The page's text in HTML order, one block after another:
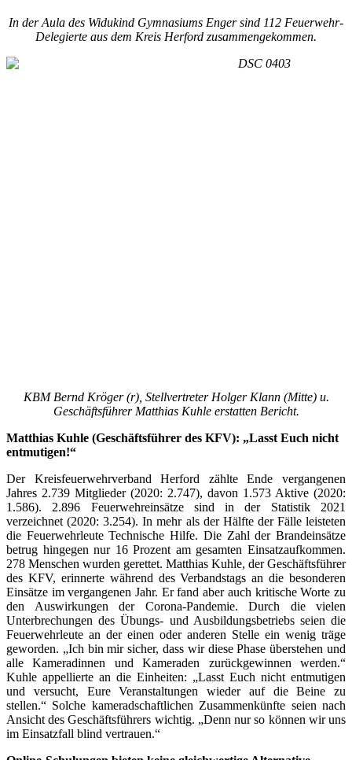
In der Aula des Widukind Gymnasiums Enger sind 112 Feuerwehr-
Delegierte aus dem Kreis Herford zusammengekommen.
KBM Bernd Kröger (r), Stellvertreter Holger Klann (Mitte) u.
Geschäftsführer Matthias Kuhle erstatten Bericht.
Matthias Kuhle (Geschäftsführer des KFV): „Lasst Euch nicht
entmutigen!“
Der Kreisfeuerwehrverband Herford zählte Ende vergangenen
Jahres 2.739 Mitglieder (2020: 2.747), davon 1.573 Aktive (2020:
1.586). 2.896 Feuerwehreinsätze sind in der Statistik 2021
verzeichnet (2020: 3.254). In mehr als der Hälfte der Fälle leisteten
die Feuerwehrleute Technische Hilfe. Die Zahl der Brandeinsätze
betrug hingegen nur 16 Prozent am gesamten Einsatzaufkommen.
278 Menschen wurden gerettet. Matthias Kuhle, der Geschäftsführer
des KFV, erinnerte während des Verbandstags an die besonderen
Einsätze im vergangenen Jahr. Er fand aber auch kritische Worte zu
den Auswirkungen der Corona-Pandemie. Durch die vielen
Unterbrechungen des Übungs- und Ausbildungsbetriebs seien die
Feuerwehrleute an der einen oder anderen Stelle ein wenig träge
geworden. „Ich bin mir sicher, dass wir diese Phase überstehen und
alle Kameradinnen und Kameraden zurückgewinnen werden.“
Kuhle appellierte an die Einheiten: „Lasst Euch nicht entmutigen
und versucht, Eure Veranstaltungen wieder auf die Beine zu
stellen.“ Solche kameradschaftlichen Zusammenkünfte seien nach
Ansicht des Geschäftsführers wichtig. „Denn nur so können wir uns
im Einsatzfall blind vertrauen.“